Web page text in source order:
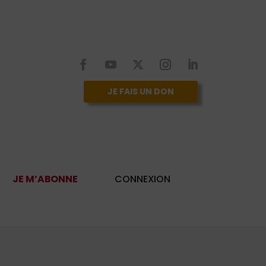
JE FAIS UN DON
JE M’ABONNE
CONNEXION